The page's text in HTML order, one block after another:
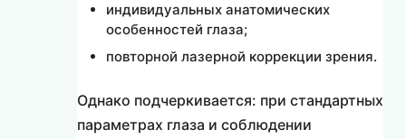
индивидуальных анатомических
особенностей глаза;
повторной лазерной коррекции зрения.
Однако подчеркивается: при стандартных
параметрах глаза и соблюдении